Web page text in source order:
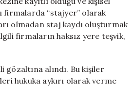
firmalarda “stajyer” olarak
olmadan staj kaydı oluşturmak
firmaların haksız yere teşvik,
alındı. Bu kişiler
hukuka aykırı olarak verme